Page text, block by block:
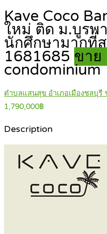
Kave Coco
ใหม่ ติด ม.บูรพ
นักศึกษามากที่
1681685 ขาย
condominium
ตำบลแสนสุข อำเภอเมืองชลบุรี
1,790,000฿
Description